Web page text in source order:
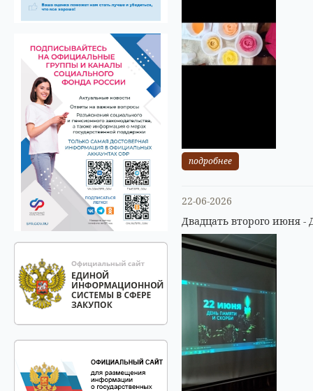
подробнее
22-06-2026
Двадцать второго июня -